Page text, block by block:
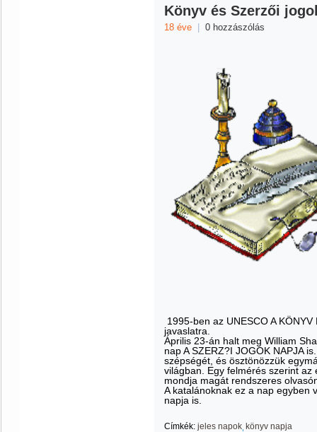
Könyv és Szerzői
18 éve 0 hozzászólás
1995-ben az UNESCO A
javaslatra.
Április 23-án halt meg William
nap A SZERZ?I JOGOK NAPJA
szépségét, és ösztönözzük
világban. Egy felmérés szerint
mondja magát rendszeres
A katalánoknak ez a nap egyben
napja is.
Címkék: jeles napok könyv napja